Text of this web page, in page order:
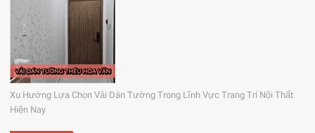
Xu Hướng Lựa Chọn Vải Dán Tường Trong Lĩnh Vực Trang Trí Nội Thất
Hiện Nay